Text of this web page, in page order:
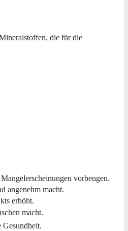
die für die
vorbeugen.
angenehm macht.
erhöht.
macht.
Gesundheit.